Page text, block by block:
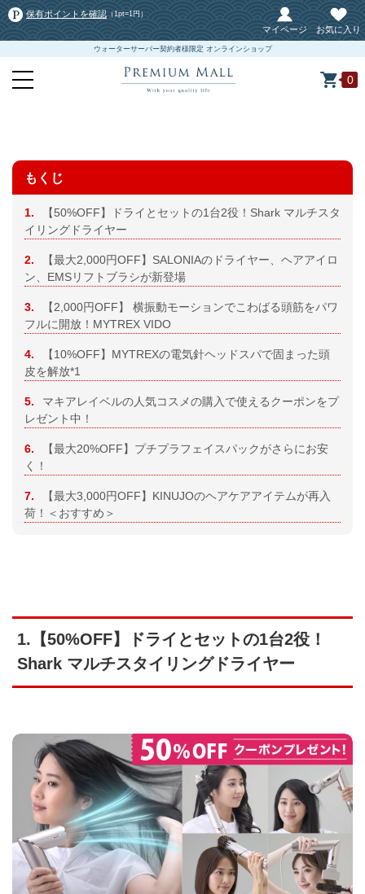
保有ポイントを確認 （1pt=1円）
マイページ お気に入り
ウォーターサーバー契約者様限定 オンラインショップ
0
もくじ
1.
【50%OFF】ドライとセットの1台2役！Shark マルチスタ
イリングドライヤー
2.
【最大2,000円OFF】SALONIAのドライヤー、ヘアアイロ
ン、EMSリフトブラシが新登場
3.
【2,000円OFF】 横振動モーションでこわばる頭筋をパワ
フルに開放！MYTREX VIDO
4.
【10%OFF】MYTREXの電気針ヘッドスパで固まった頭
皮を解放*1
5.
マキアレイベルの人気コスメの購入で使えるクーポンをプ
レゼント中！
6.
【最大20%OFF】プチプラフェイスパックがさらにお安
く！
7.
【最大3,000円OFF】KINUJOのヘアケアアイテムが再入
荷！＜おすすめ＞
1.【50%OFF】ドライとセットの1台2役！
Shark マルチスタイリングドライヤー